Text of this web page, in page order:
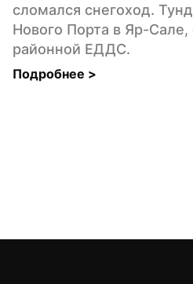
сломался снегоход.
Нового Порта в Яр-
районной ЕДДС.
Подробнее >